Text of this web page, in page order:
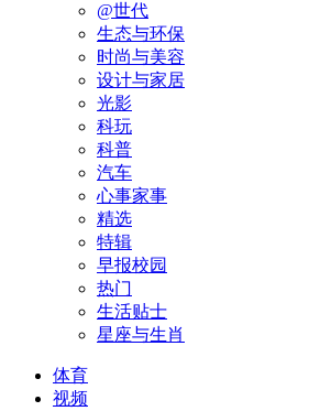
@世代
生态与环保
时尚与美容
设计与家居
光影
科玩
科普
汽车
心事家事
精选
特辑
早报校园
热门
生活贴士
星座与生肖
体育
视频